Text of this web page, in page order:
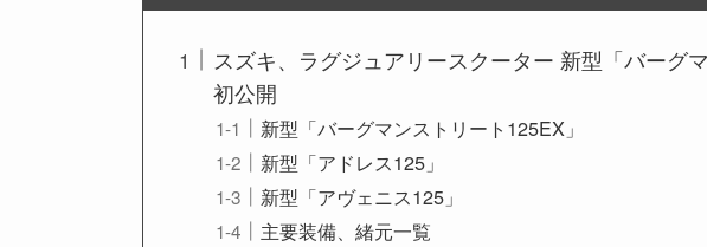
スズキ、ラグジュアリースクーター 新型「バーグ
初公開
新型「バーグマンストリート125EX」
新型「アドレス125」
新型「アヴェニス125」
主要装備、緒元一覧